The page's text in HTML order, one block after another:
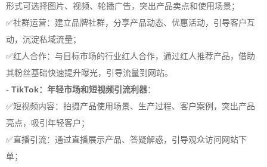
形式可选择图片、视频、轮播广告，突出产品卖点和使用场景；
✅社群运营：建立品牌社群，分享产品动态、优惠活动，引导客户互
动，沉淀私域流量；
✅红人合作：与目标市场的行业红人合作，通过红人推荐产品，借助
其粉丝基础快速提升曝光，引导流量到网站。
- TikTok：年轻市场和短视频引流利器：
✅短视频内容：拍摄产品使用场景、生产过程、客户案例，突出产品
亮点，吸引年轻客户；
✅直播引流：通过直播展示产品、答疑解惑，引导观众访问网站下
单；